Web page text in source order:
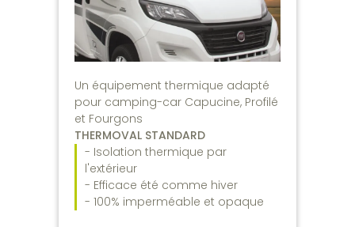
Un équipement thermique adapté
pour camping-car Capucine, Profilé
et Fourgons
THERMOVAL STANDARD
- Isolation thermique par
l'extérieur
- Efficace été comme hiver
- 100% imperméable et opaque